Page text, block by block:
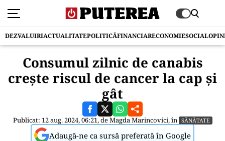
DEZVALUIRIACTUALITATEPOLITICĂFINANCIARECONOMIESOCIAL
Consumul zilnic de canabis
crește riscul de cancer la cap și
gât
Publicat: 12 aug. 2024, 06:21, deMagda Marincovici, în SĂNĂTATE
Adaugă-ne ca sursă preferată în Google